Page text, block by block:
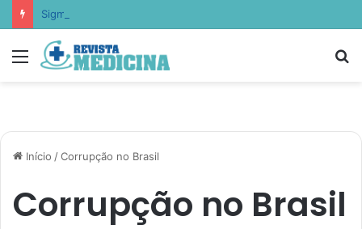
Menu
Início /Corrupção no Brasil
Corrupção no Brasil